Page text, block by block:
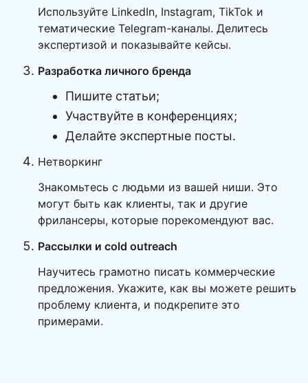
Используйте LinkedIn, Instagram, TikTok и
тематические Telegram-каналы. Делитесь
экспертизой и показывайте кейсы.
Разработка личного бренда
Пишите статьи;
Участвуйте в конференциях;
Делайте экспертные посты.
Нетворкинг
Знакомьтесь с людьми из вашей ниши. Это
могут быть как клиенты, так и другие
фрилансеры, которые порекомендуют вас.
Рассылки и cold outreach
Научитесь грамотно писать коммерческие
предложения. Укажите, как вы можете решить
проблему клиента, и подкрепите это
примерами.